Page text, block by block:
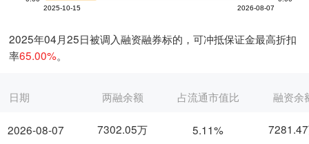
2025年04月25日被调入融资融券标的，可冲抵保证金最高折扣
率65.00%。
日期
2026-08-07
两融余额 占流通市值比 融资余
7302.05万 5.11%